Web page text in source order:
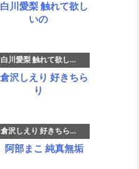
白川愛梨 触れて欲し...
倉沢しえり 好きちら...